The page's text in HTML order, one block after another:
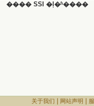
���� SSI �ļ�ʱ����
关于我们 网站声明